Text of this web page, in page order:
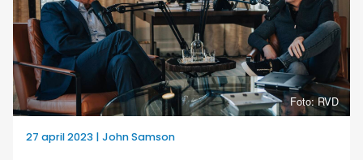
Foto: RVD
27 april 2023 | John Samson